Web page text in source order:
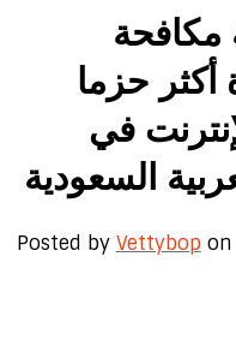
أكثر حزما
في
السعودية
Posted by Vettybop on